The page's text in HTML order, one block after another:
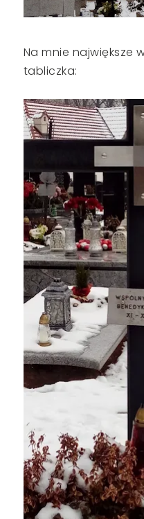
Na mnie największe
tabliczka: